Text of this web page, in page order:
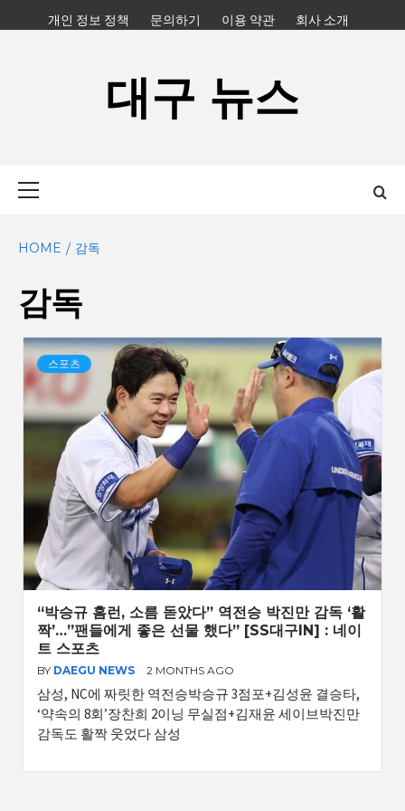
to
개인 정보 정책 문의하기 이용 약관 회사 소개
대구 뉴스
HOME 감독
감독
스포츠
“박승규 홈런, 소름 돋았다” 역전승 박진만 감독 ‘활
짝’…”팬들에게 좋은 선물 했다” [SS대구IN] : 네이
트 스포츠
BY DAEGU NEWS 2 MONTHS AGO
삼성, NC에 짜릿한 역전승박승규 3점포+김성윤 결승타,
‘약속의 8회’장찬희 2이닝 무실점+김재윤 세이브박진만
감독도 활짝 웃었다 삼성